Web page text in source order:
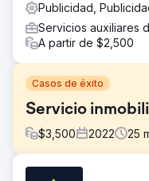
Publicidad,
Servicios auxiliares
A partir de $2,500
Casos de éxito
Servicio
$3,500 2022 25